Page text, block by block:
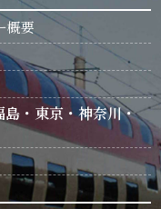
概要
・東京・神奈川・